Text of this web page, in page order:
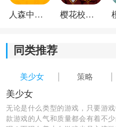
《原神天理尝蛆》游戏测评：
原神天理尝蛆这款游戏带给
略，每一个副本都是值得挑
消灭对手。
人森中文版 樱花校园模拟器1.048.00中文版
同类推荐
美少女 策略
美少女
无论是什么类型的游戏，只要游
款游戏的人气和质量都会有着不